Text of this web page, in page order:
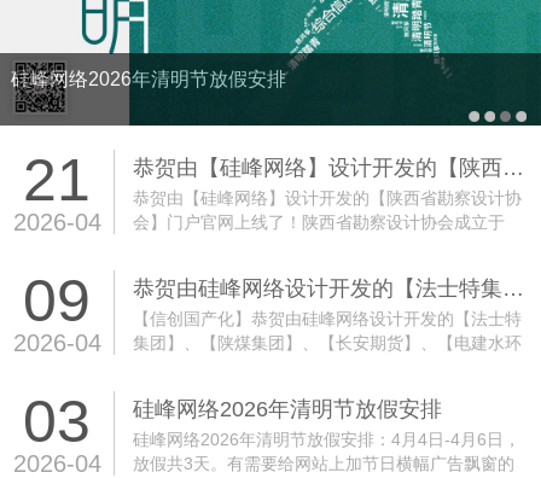
恭贺由【硅峰网络】设计开发的【陕西省勘察设
21
2026-04
恭贺由【硅峰网络】设计开发的【陕西省勘察设计协会】门户官网上线了！
恭贺由【硅峰网络】设计开发的【陕西省勘察设计协
会】门户官网上线了！陕西省勘察设计协会成立于
自愿组成的，具有法人资格的全省行业性、非营利性
社会组织，中国勘察设计协会的团体会员单位。本次
官网的UI设计视觉上以蓝色+白色为主，符合工程勘
09
2026-04
恭贺由硅峰网络设计开发的【法士特集团】、【陕煤集团】、【长安期货】、【电建水环境】、【北京华科软】等各大行业领军企业，率先完成网站全栈信创国产化改造
【信创国产化】恭贺由硅峰网络设计开发的【法士特
集团】、【陕煤集团】、【长安期货】、【电建水环
据库+中间件”技术闭环，实现从底层硬件到上层应用
自主可控。其“评估规划-技术迁移-安全加固”三步走策
略，为行业提供了可复制的转型路径，助力企业在数
03
2026-04
硅峰网络2026年清明节放假安排
硅峰网络2026年清明节放假安排：4月4日-4月6日，
放假共3天。有需要给网站上加节日横幅广告飘窗的